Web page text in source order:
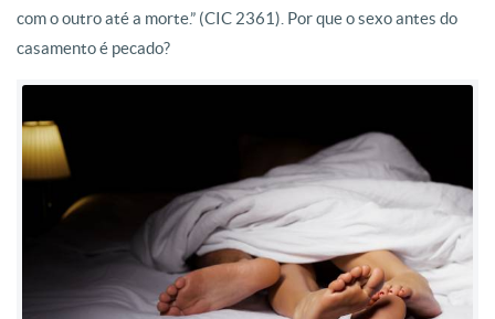
com o outro até a morte.” (CIC 2361). Por que o sexo antes do
casamento é pecado?